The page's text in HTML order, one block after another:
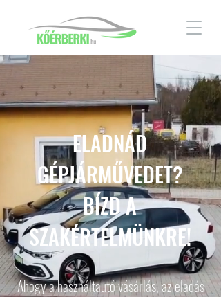
ELADNÁD
GÉPJÁRMŰVEDET?
BÍZD A
SZAKÉRTELMÜNKRE!
Ahogy a használtautó vásárlás, az eladás